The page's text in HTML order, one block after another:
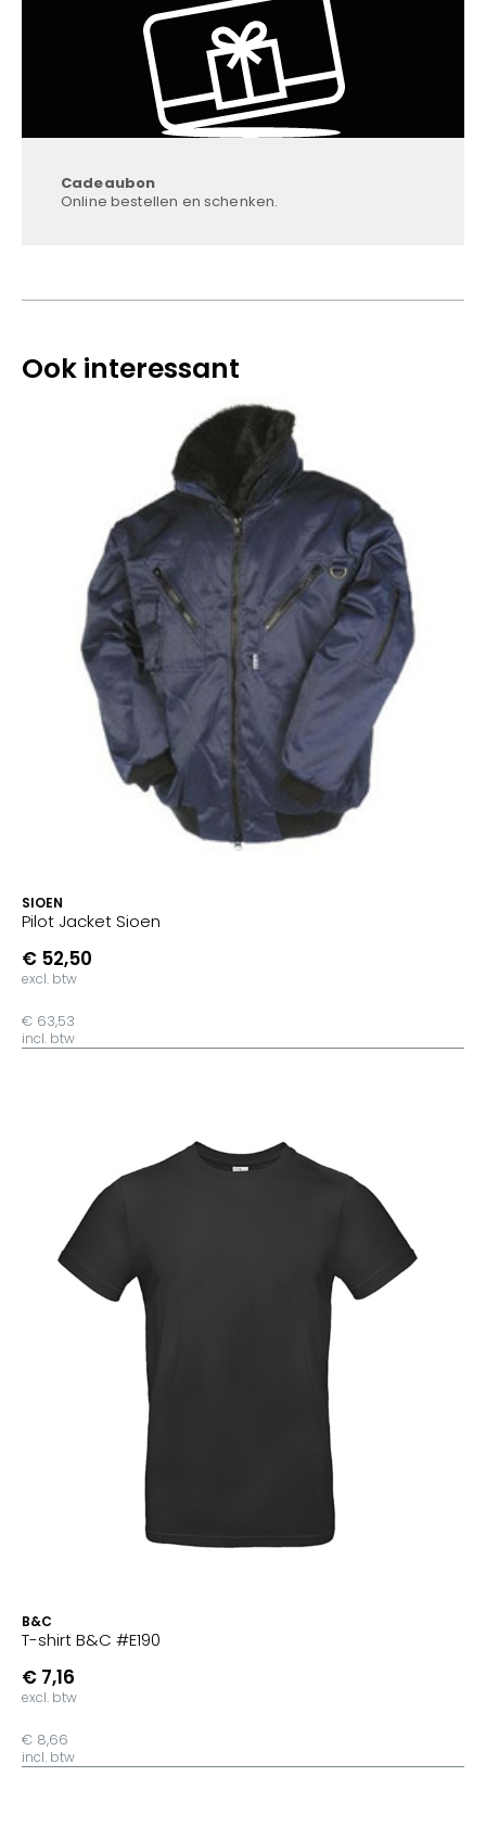
Cadeaubon
Online bestellen en schenken.
Ook interessant
SIOEN
Pilot Jacket Sioen
€ 52,50
excl. btw
€ 63,53
incl. btw
B&C
T-shirt B&C #E190
€ 7,16
excl. btw
€ 8,66
incl. btw